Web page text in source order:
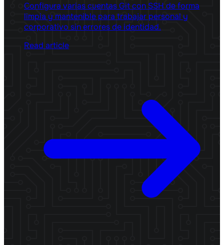
Configura varias cuentas Git con SSH de forma
limpia y mantenible para trabajar personal y
corporativo sin errores de identidad.
Read article